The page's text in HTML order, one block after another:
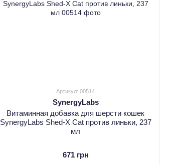
Артикул: 00514
SynergyLabs
Витаминная добавка для шерсти кошек
SynergyLabs Shed-X Cat против линьки, 237
мл
671 грн